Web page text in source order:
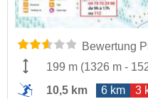
Bewertung
199 m (1326 m -
10,5 km
6 km 3